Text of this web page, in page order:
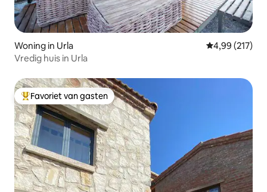
Woning in Urla Gemiddelde
4,99 (217)
Vredig huis in Urla
Topfavoriet van gasten
Favoriet van gasten